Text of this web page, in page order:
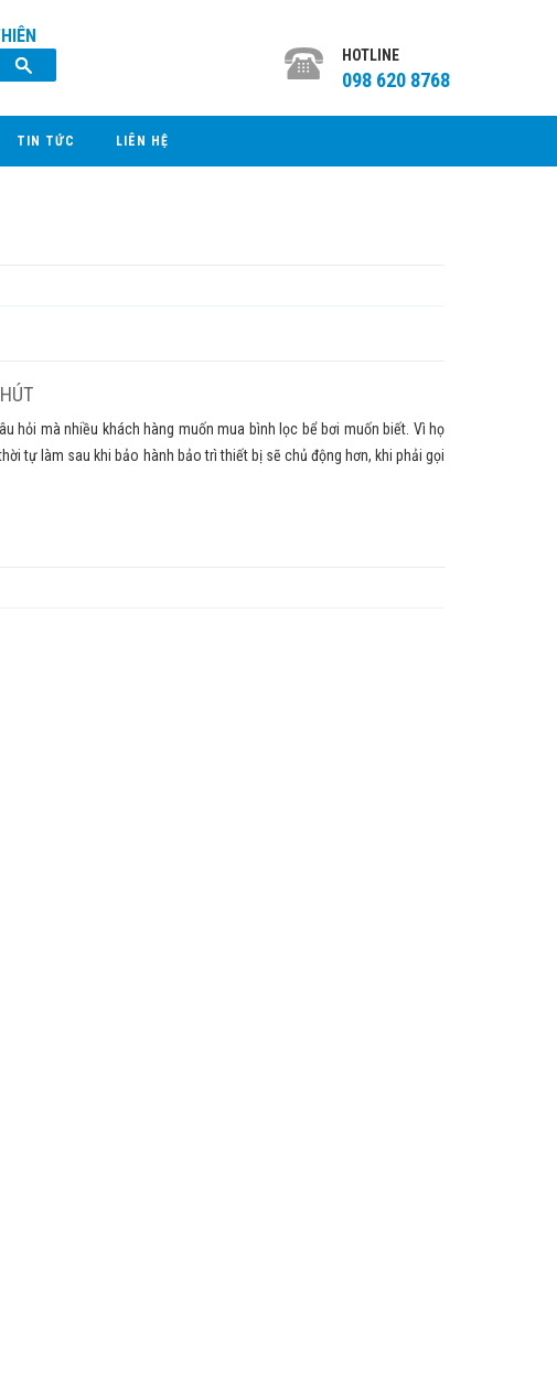
HOTLINE
098 620 8768
TIN TỨC LIÊN HỆ
mà nhiều khách hàng muốn mua bình lọc bể bơi muốn biết. Vì họ
tự làm sau khi bảo hành bảo trì thiết bị sẽ chủ động hơn, khi phải gọi